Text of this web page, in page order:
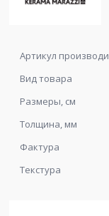
Артикул
Вид товара
Размеры, см
Толщина, мм
Фактура
Текстура